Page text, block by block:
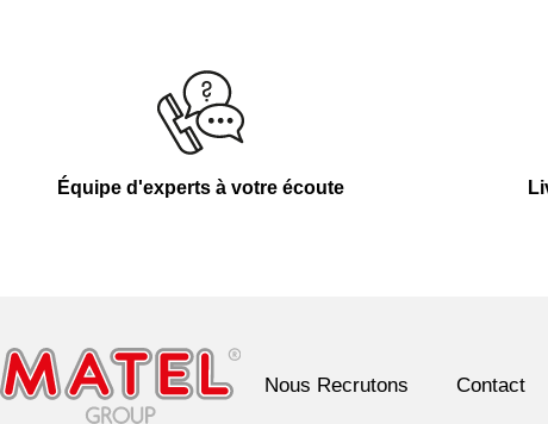
Équipe d'experts à votre écoute
Nous Recrutons Contact